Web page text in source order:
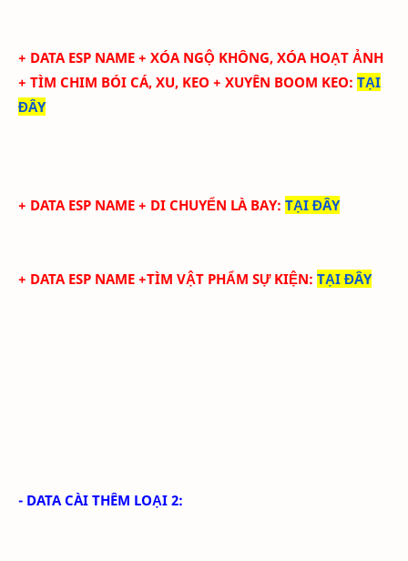
+ DATA ESP NAME + XÓA NGỘ KHÔNG, XÓA HOẠT ẢNH
+ TÌM CHIM BÓI CÁ, XU, KEO + XUYÊN BOOM KEO: TẠI
ĐÂY
+ DATA ESP NAME + DI CHUYỂN LÀ BAY: TẠI ĐÂY
+ DATA ESP NAME +TÌM VẬT PHẨM SỰ KIỆN: TẠI ĐÂY
- DATA CÀI THÊM LOẠI 2: